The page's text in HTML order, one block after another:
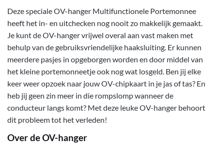
Deze speciale OV-hanger Multifunctionele Portemonnee
heeft het in- en uitchecken nog nooit zo makkelijk gemaakt.
Je kunt de OV-hanger vrijwel overal aan vast maken met
behulp van de gebruiksvriendelijke haaksluiting. Er kunnen
meerdere pasjes in opgeborgen worden en door middel van
het kleine portemonneetje ook nog wat losgeld. Ben jij elke
keer weer opzoek naar jouw OV-chipkaart in je jas of tas? En
heb jij geen zin meer in die rompslomp wanneer de
conducteur langs komt? Met deze leuke OV-hanger behoort
dit probleem tot het verleden!
Over de OV-hanger